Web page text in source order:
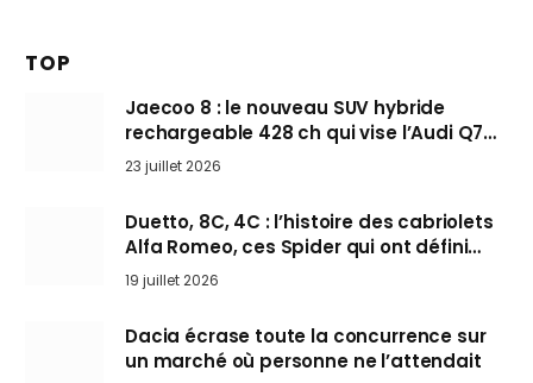
TOP
Jaecoo 8 : le nouveau SUV hybride
rechargeable 428 ch qui vise l’Audi Q7
arrive en Europe cet automne
23 juillet 2026
Duetto, 8C, 4C : l’histoire des cabriolets
Alfa Romeo, ces Spider qui ont défini
l’art de rouler cheveux au vent
19 juillet 2026
Dacia écrase toute la concurrence sur
un marché où personne ne l’attendait